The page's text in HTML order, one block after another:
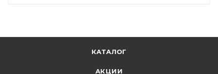
КАТАЛОГ
АКЦИИ